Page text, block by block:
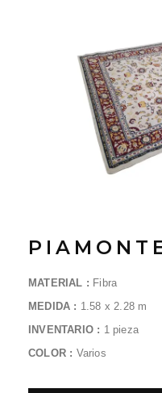
MATERIAL : Fibra
MEDIDA : 1.58 x 2.28 m
INVENTARIO : 1 pieza
COLOR : Varios